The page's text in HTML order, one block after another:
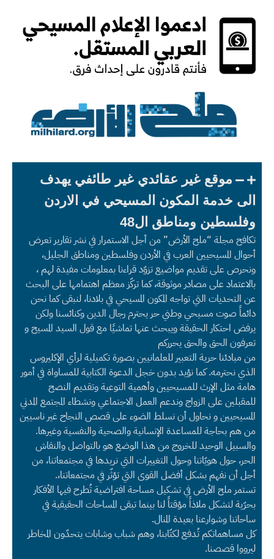
موقع غير عقائدي غير طائفي يهدف
الى خدمة المكون المسيحي في الاردن
وفلسطين ومناطق ال48
تكافح مجلة “ملح الأرض” من أجل الاستمرار في نشر تقارير تعرض
أحوال المسيحيين العرب في الأردن وفلسطين ومناطق الجليل،
ونحرص على تقديم مواضيع تزوّد قراءنا بمعلومات مفيدة لهم ،
بالاعتماد على مصادر موثوقة، كما تركّز معظم اهتمامها على البحث
عن التحديات التي تواجه المكون المسيحي في بلادنا، لنبقى كما نحن
دائماً صوت مسيحي وطني حر يحترم رجال الدين وكنائسنا ولكن
يرفض احتكار الحقيقة ويبحث عنها تماشيًا مع قول السيد المسيح و
تعرفون الحق والحق يحرركم
من مبادئنا حرية التعبير للعلمانيين بصورة تكميلية لرأي الإكليروس
الذي نحترمه. كما نؤيد بدون خجل الدعوة الكتابية للمساواة في أمور
هامة مثل الإرث للمسيحيين وأهمية التوعية وتقديم النصح
للمقبلين على الزواج وندعم العمل الاجتماعي ونشطاء المجتمع المدني
المسيحيين و نحاول أن نسلط الضوء على قصص النجاح غير ناسيين
من هم بحاجة للمساعدة الإنسانية والصحية والنفسية وغيرها.
والسبيل الوحيد للخروج من هذا الوضع هو بالتواصل والنقاش
الحر، حول هويّاتنا وحول التغييرات التي نريدها في مجتمعاتنا، من
أجل أن نفهم بشكل أفضل القوى التي تؤثّر في مجتمعاتنا،.
تستمر ملح الأرض في تشكيل مساحة افتراضية تُطرح فيها الأفكار
بحرّية لتشكل ملاذاً مؤقتاً لنا بينما تبقى المساحات الحقيقية في
ساحاتنا وشوارعنا بعيدة المنال.
كل مساهماتكم تُدفع لكتّابنا، وهم شباب وشابات يتحدّون المخاطر
ليرووا قصصنا.